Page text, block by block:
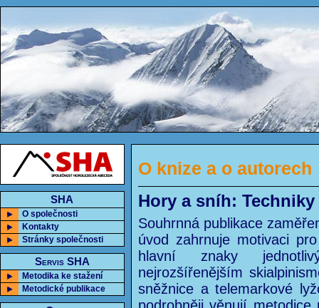
SHA
O společnosti
Kontakty
Stránky společnosti
Servis SHA
Metodika ke stažení
Metodické publikace
O knize a o autorech
Hory a sníh:
Souhrnná publikace
úvod zahrnuje motivaci
hlavní znaky
nejrozšířenějším
sněžnice a telemarkové